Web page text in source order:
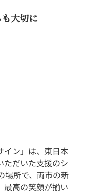
大切に
イン」は、東日本
ただいた支援のシ
場所で、両市の新
最高の笑顔が揃い